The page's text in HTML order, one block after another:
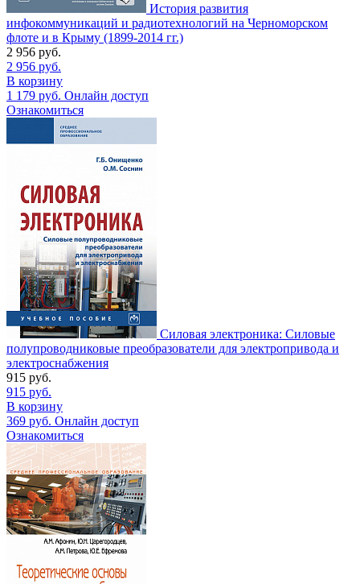
История развития
инфокоммуникаций и радиотехнологий на Черноморском
флоте и в Крыму (1899-2014 гг.)
2 956 руб.
2 956 руб.
В корзину
1 179 руб. Онлайн доступ
Ознакомиться
Силовая электроника: Силовые
полупроводниковые преобразователи для электропривода и
электроснабжения
915 руб.
915 руб.
В корзину
369 руб. Онлайн доступ
Ознакомиться